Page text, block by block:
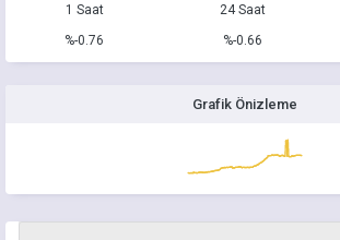
1 Saat 24 Saat
%-0.76
%-0.66
Grafik Önizleme